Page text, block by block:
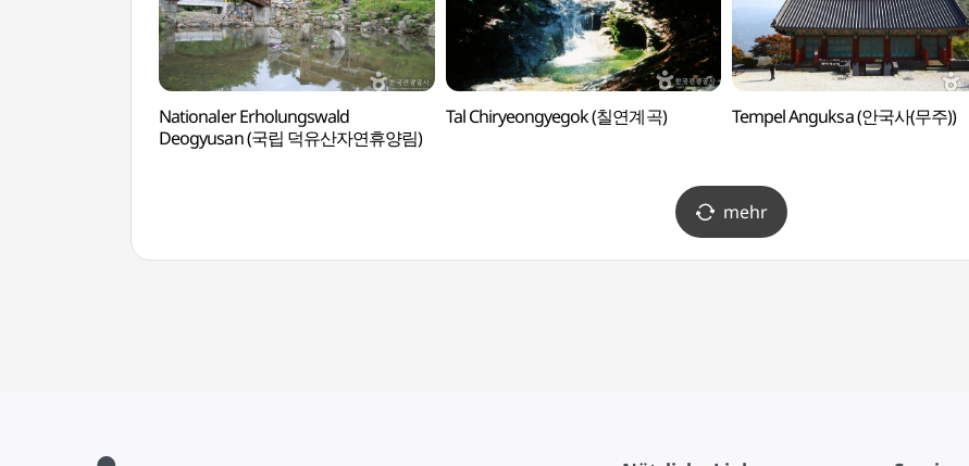
Nationaler Erholungswald
Deogyusan (국립 덕유산자연휴양림)
Tal Chiryeongyegok (칠연계곡) Tempel Anguksa (안국사(무주))
mehr